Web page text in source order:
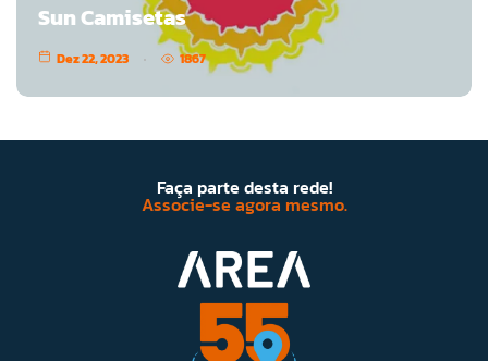
Sun Camisetas
Dez 22, 2023 1867
Faça parte desta rede!
Associe-se agora mesmo.